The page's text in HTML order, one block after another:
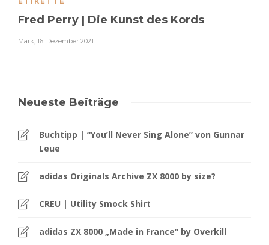
Fred Perry | Die Kunst des Kords
Mark, 16. Dezember 2021
Neueste Beiträge
Buchtipp | “You’ll Never Sing Alone” von Gunnar
Leue
adidas Originals Archive ZX 8000 by size?
CREU | Utility Smock Shirt
adidas ZX 8000 „Made in France“ by Overkill